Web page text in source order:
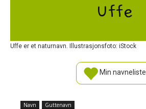
Uffe
Uffe er et naturnavn. Illustrasjonsfoto: iStock
Min navneliste
Navn Guttenavn